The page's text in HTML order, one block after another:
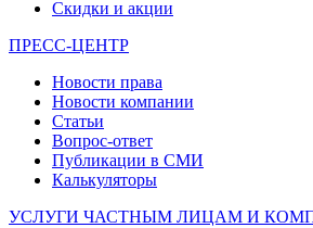
Скидки и акции
ПРЕСС-ЦЕНТР
Новости права
Новости компании
Статьи
Вопрос-ответ
Публикации в СМИ
Калькуляторы
УСЛУГИ ЧАСТНЫМ ЛИЦАМ И